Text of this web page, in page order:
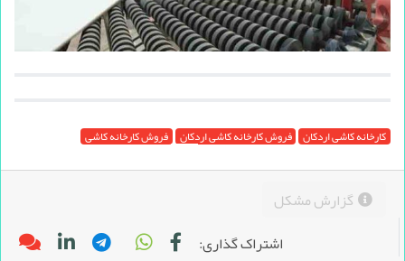
کارخانه کاشی اردکان فروش کارخانه کاشی اردکان فروش کارخانه کاشی
گزارش مشکل
اشتراک گذاری: